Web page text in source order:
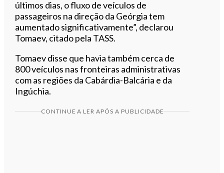
últimos dias, o fluxo de veículos de
passageiros na direção da Geórgia tem
aumentado significativamente”, declarou
Tomaev, citado pela TASS.
Tomaev disse que havia também cerca de
800 veículos nas fronteiras administrativas
com as regiões da Cabárdia-Balcária e da
Ingúchia.
CONTINUE A LER APÓS A PUBLICIDADE